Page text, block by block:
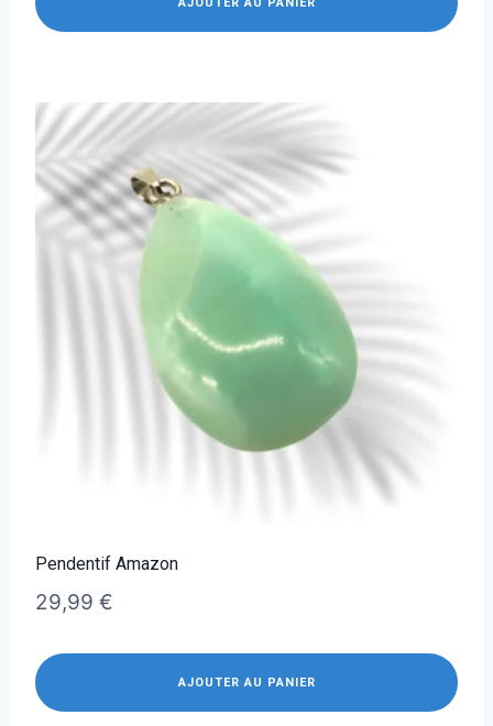
AJOUTER AU PANIER
Pendentif Amazon
29,99 €
AJOUTER AU PANIER